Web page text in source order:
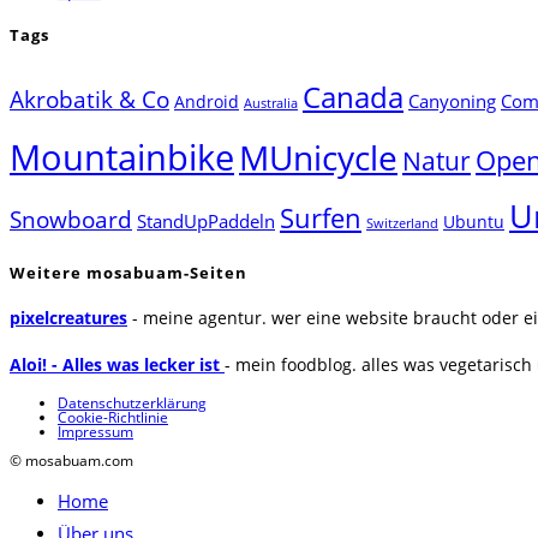
Tags
Akrobatik & Co Android Australia Canada Canyoning
MountainbikeMUnicycle Natur
Snowboard StandUpPaddeln Surfen Switzerland Ubuntu
Weitere mosabuam-Seiten
pixelcreatures - meine agentur. wer eine website braucht oder
Aloi! - Alles was lecker ist - mein foodblog. alles was
Datenschutzerklärung
Cookie-Richtlinie
Impressum
© mosabuam.com
Home
Über uns